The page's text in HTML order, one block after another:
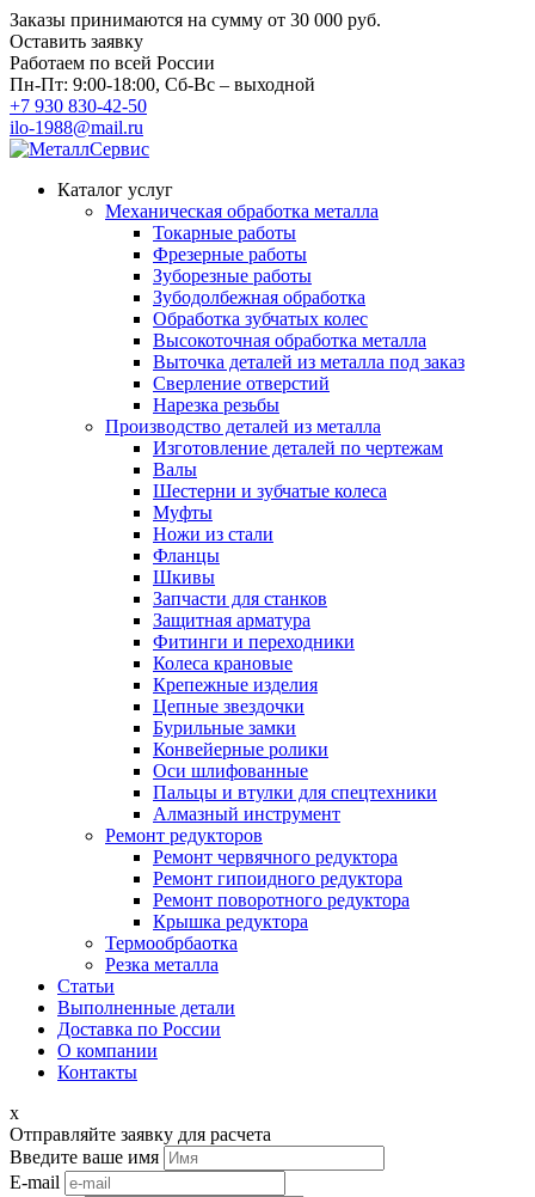
Заказы принимаются на сумму от 30 000 руб.
Оставить заявку
Работаем по всей России
Пн-Пт: 9:00-18:00, Сб-Вс – выходной
+7 930 830-42-50
ilo-1988@mail.ru
Каталог услуг
Механическая обработка металла
Токарные работы
Фрезерные работы
Зуборезные работы
Зубодолбежная обработка
Обработка зубчатых колес
Высокоточная обработка металла
Выточка деталей из металла под заказ
Сверление отверстий
Нарезка резьбы
Производство деталей из металла
Изготовление деталей по чертежам
Валы
Шестерни и зубчатые колеса
Муфты
Ножи из стали
Фланцы
Шкивы
Запчасти для станков
Защитная арматура
Фитинги и переходники
Колеса крановые
Крепежные изделия
Цепные звездочки
Бурильные замки
Конвейерные ролики
Оси шлифованные
Пальцы и втулки для спецтехники
Алмазный инструмент
Ремонт редукторов
Ремонт червячного редуктора
Ремонт гипоидного редуктора
Ремонт поворотного редуктора
Крышка редуктора
Термообрбаотка
Резка металла
Статьи
Выполненные детали
Доставка по России
О компании
Контакты
x
Отправляйте заявку для расчета
Введите ваше имя
E-mail